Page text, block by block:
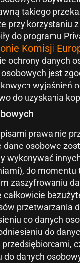
takiego
przy korzystaniu
do programu
Komisji
ochrony danych
jest
wyjaśnień
do uzyskania
prawa nie
osobowe
wykonywać
do
zaszyfrowaniu
przetwarzania
do danych
do
danych